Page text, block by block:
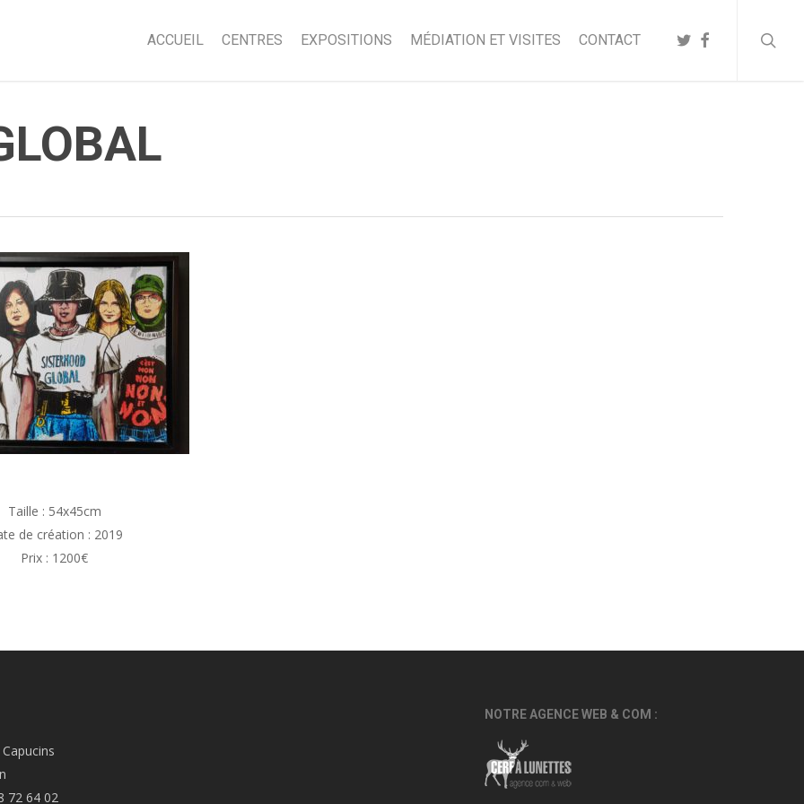
ACCUEIL CENTRES EXPOSITIONS MÉDIATION ET VISITES CONTACT TWITTER
FACEBOOK
Taille : 54x45cm
de création : 2019
Prix : 1200€
72 64 02
NOTRE AGENCE WEB & COM :